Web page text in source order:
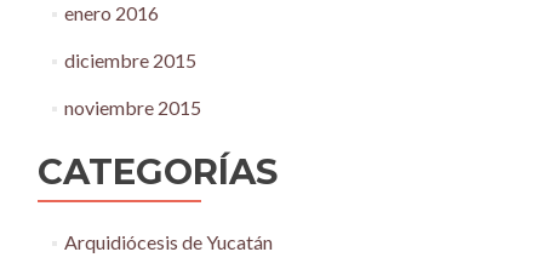
enero 2016
diciembre 2015
noviembre 2015
CATEGORÍAS
Arquidiócesis de Yucatán